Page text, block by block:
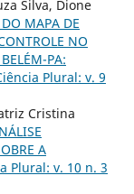
Silva, Dione
MAPA DE
NO
PA:
Plural: v. 9
Cristina
A
Plural: v. 10 n. 3